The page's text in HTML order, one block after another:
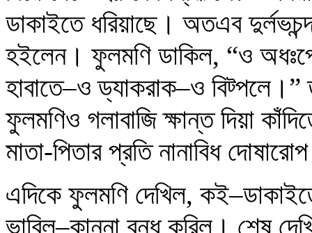
ডাকাইতে ধরিয়াছে। অতএব
হইলেন। ফুলমণি ডাকিল, “ও
হাবাতে–ও ড্যাকরাক–ও
ফুলমণিও গলাবাজি ক্ষান্ত দিয়া
মাতা-পিতার প্রতি নানাবিধ
এদিকে ফুলমণি দেখিল,
ভাবিল–কান্না বন্ধ করিল। শেষ